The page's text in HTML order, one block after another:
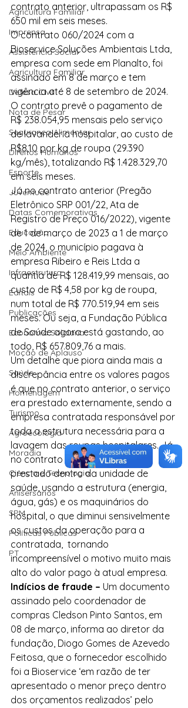
Agricultura Familiar
Imprensa
Assistência Social
Agricultura Familiar
Defesa Civil
Nota de Pesar
Segurança Alimentar
Direitos Humanos
Esporte
Juventude
Datas Comemorativas
Educação
Meio Ambiente
Infraestrutura
Editais
Publicações
Economia Solidária
Moção de Aplauso
Saúde
Homenagem
Turismo
Agroecologia
Moradia
Ciência e Tecnologia
Anisersários
SPM
Políticas Públicas
PT
contrato anterior, ultrapassam os R$
650 mil em seis meses.
O contrato 060/2024 com a
Bioservice Soluções Ambientais Ltda,
empresa com sede em Planalto, foi
assinado em 8 de março e tem
vigência até 8 de setembro de 2024.
O contrato prevê o pagamento de
R$ 238.054,95 mensais pelo serviço
de lavanderia hospitalar, ao custo de
R$8,10 por kg de roupa (29.390
kg/mês), totalizando R$ 1.428.329,70
em seis meses.
Já no contrato anterior (Pregão
Eletrônico SRP 001/22, Ata de
Registro de Preço 016/2022), vigente
de 1 de março de 2023 a 1 de março
de 2024, o município pagava à
empresa Ribeiro e Reis Ltda a
quantia de R$ 128.419,99 mensais, ao
custo de R$ 4,58 por kg de roupa,
num total de R$ 770.519,94 em seis
meses. Ou seja, a Fundação Pública
de Saúde agora está gastando, ao
todo, R$ 657.809,76 a mais.
Um detalhe que piora ainda mais a
discrepância entre os valores pagos
é que no contrato anterior, o serviço
era prestado externamente, sendo a
empresa contratada responsável por
toda a estrutura necessária para a
lavagem das roupas hospitalares. Já
no contrato atual, o serviço é
prestado dentro da unidade de
saúde, usando a estrutura (energia,
água, gás) e os maquinários do
hospital, o que diminui sensivelmente
os custos da operação para a
contratada,  tornando
incompreensível o motivo muito mais
alto do valor pago à atual empresa.
Indícios de fraude – Um documento
assinado pelo coordenador de
compras Cledson Pinto Santos, em
08 de março, informa ao diretor da
fundação, Diogo Gomes de Azevedo
Feitosa, que o fornecedor escolhido
foi a Bioservice ‘em razão de ter
apresentado o menor preço dentro
dos orçamentos realizados’ pelo